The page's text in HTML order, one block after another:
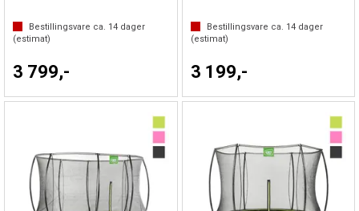
Bestillingsvare ca. 14 dager
(estimat)
3 799,-
Bestillingsvare ca. 14dager
(estimat)
3 199,-